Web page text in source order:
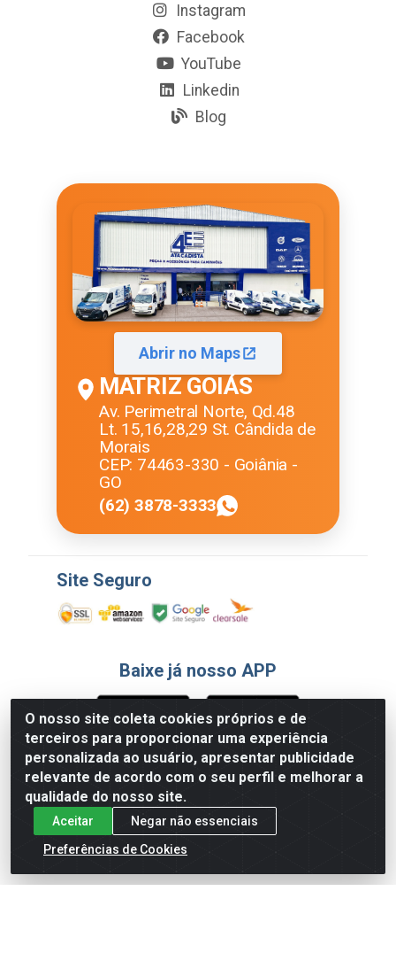
O nosso site coleta cookies próprios e de
terceiros para proporcionar uma experiência
personalizada ao usuário, apresentar publicidade
relevante de acordo com o seu perfil e melhorar a
qualidade do nosso site.
Aceitar
Negar não essenciais
Preferências de Cookies
Instagram
Facebook
YouTube
Linkedin
Blog
Abrir no Maps
MATRIZ GOIÁS
Av. Perimetral Norte, Qd.48
Lt. 15,16,28,29 St. Cândida de
Morais
CEP: 74463-330 - Goiânia -
GO
(62) 3878-3333
Site Seguro
Baixe já nosso APP
Formas de Pagamento